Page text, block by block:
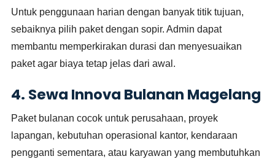
Untuk penggunaan harian dengan banyak titik tujuan,
sebaiknya pilih paket dengan sopir. Admin dapat
membantu memperkirakan durasi dan menyesuaikan
paket agar biaya tetap jelas dari awal.
4. Sewa Innova Bulanan Magelang
Paket bulanan cocok untuk perusahaan, proyek
lapangan, kebutuhan operasional kantor, kendaraan
pengganti sementara, atau karyawan yang membutuhkan